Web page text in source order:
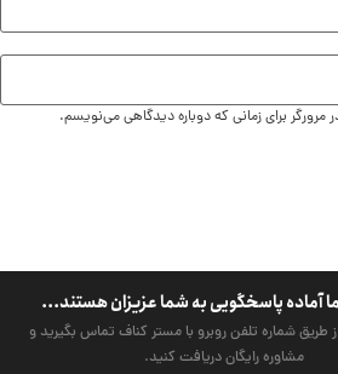
برای زمانی که دوباره دیدگاهی می‌نویسم.
آماده پاسخگویی به شما عزیزان هستند...
طریق شماره تلفن روبرو با مستر کناف تماس بگیرید و
مشاوره رایگان دریافت کنید.